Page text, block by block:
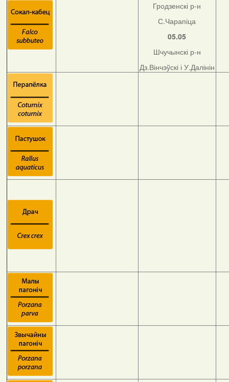
Гродзенскі р-н
С.Чарапіца
05.05
Шчучынскі р-н
Дз.Вінчэўскі і У.Далінін